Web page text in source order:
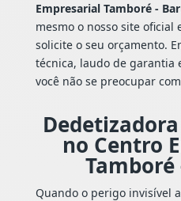
Empresarial Tamboré -
mesmo o nosso site oficial
solicite o seu orçamento.
técnica, laudo de
você não se preocupar
no Centro
Quando o perigo invisível